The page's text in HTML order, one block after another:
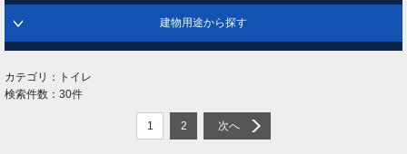
建物用途から探す
カテゴリ：トイレ
検索件数：30件
1 2 次へ